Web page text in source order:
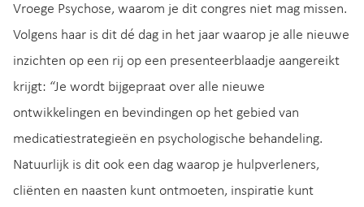
Vroege Psychose, waarom je dit congres niet mag missen.
Volgens haar is dit dé dag in het jaar waarop je alle nieuwe
inzichten op een rij op een presenteerblaadje aangereikt
krijgt: “Je wordt bijgepraat over alle nieuwe
ontwikkelingen en bevindingen op het gebied van
medicatiestrategieën en psychologische behandeling.
Natuurlijk is dit ook een dag waarop je hulpverleners,
cliënten en naasten kunt ontmoeten, inspiratie kunt